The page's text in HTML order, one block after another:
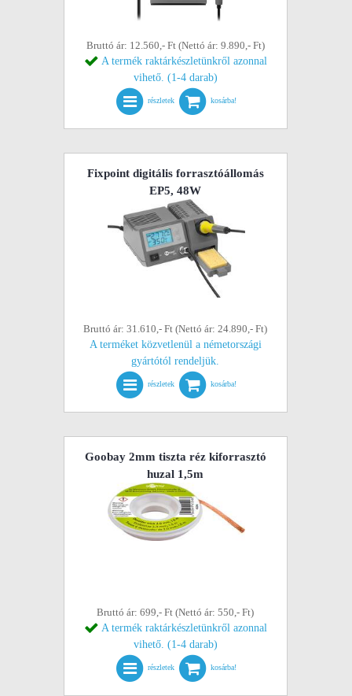
Bruttó ár: 12.560,- Ft (Nettó ár: 9.890,- Ft)
A termék raktárkészletünkről azonnal
vihető. (1-4 darab)
részletek kosárba!
Fixpoint digitális forrasztóállomás
EP5, 48W
Bruttó ár: 31.610,- Ft (Nettó ár: 24.890,- Ft)
A terméket közvetlenül a németországi
gyártótól rendeljük.
részletek kosárba!
Goobay 2mm tiszta réz kiforrasztó
huzal 1,5m
Bruttó ár: 699,- Ft (Nettó ár: 550,- Ft)
A termék raktárkészletünkről azonnal
vihető. (1-4 darab)
részletek kosárba!